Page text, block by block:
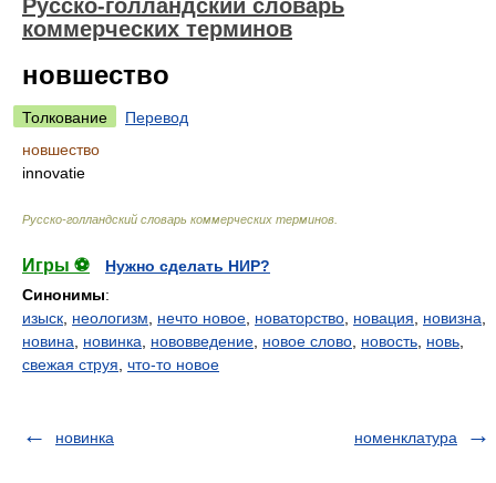
Русско-голландский словарь
коммерческих терминов
новшество
Толкование
Перевод
новшество
innovatie
Русско-голландский словарь коммерческих терминов
Игры ⚽
Нужно сделать НИР?
Синонимы:
изыск неологизм нечто новое новаторство новация новизна
новина
новинка нововведение новое слово новость новь
свежая струя что-то новое
новинка номенклатура